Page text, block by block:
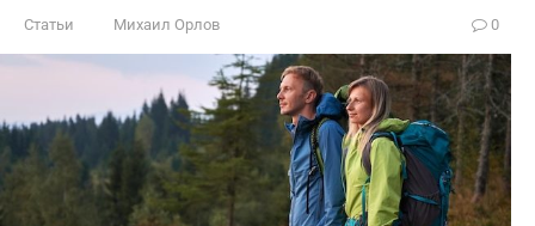
Статьи Михаил Орлов 0